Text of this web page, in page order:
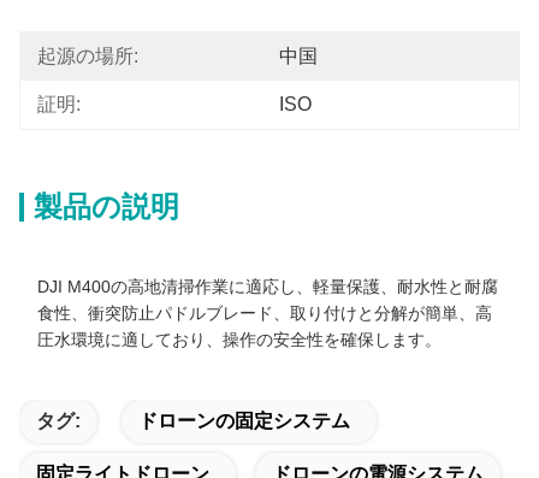
起源の場所: 中国
証明: ISO
製品の説明
DJI M400の高地清掃作業に適応し、軽量保護、耐水性と耐腐
食性、衝突防止パドルブレード、取り付けと分解が簡単、高
圧水環境に適しており、操作の安全性を確保します。
タグ: ドローンの固定システム
固定ライトドローン ドローンの電源システム